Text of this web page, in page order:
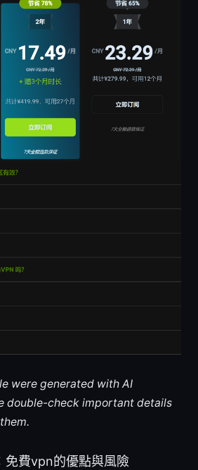
were generated with AI
double-check important details
免費vpn的優點與風險